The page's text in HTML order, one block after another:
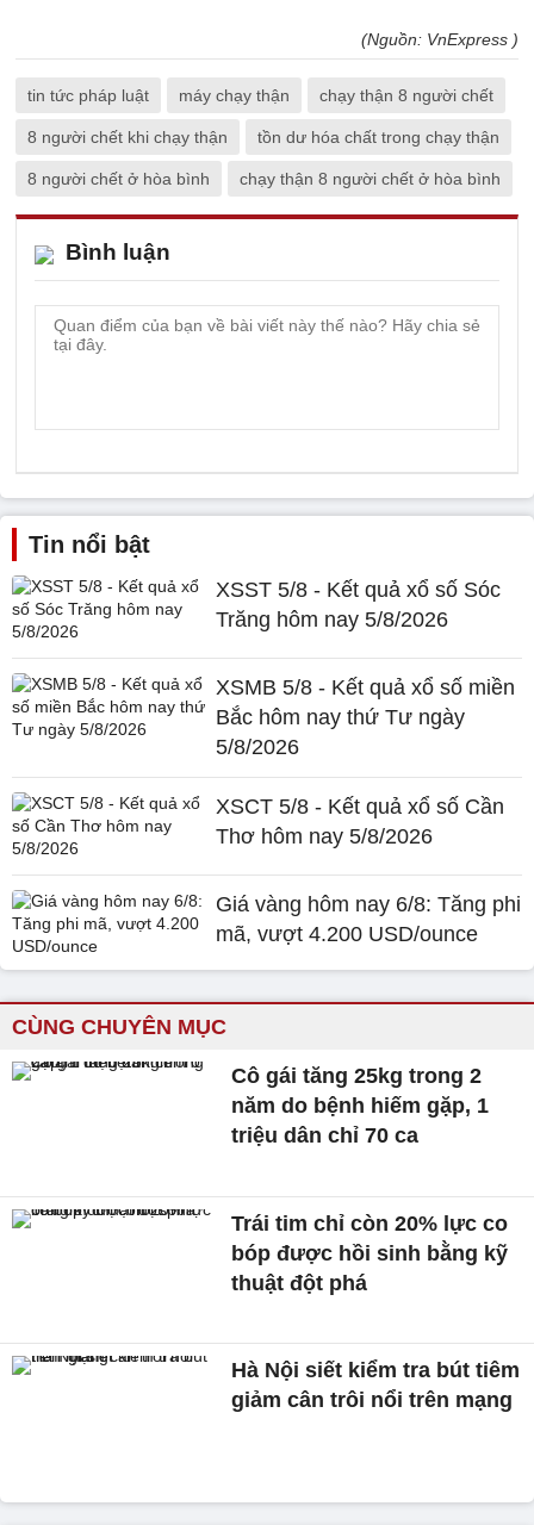
(Nguồn: VnExpress )
tin tức pháp luật máy chạy thận chạy thận 8 người chết
8 người chết khi chạy thận tồn dư hóa chất trong chạy thận
8 người chết ở hòa bình chạy thận 8 người chết ở hòa bình
Bình luận
Tin nổi bật
XSST 5/8 - Kết quả xổ số Sóc
Trăng hôm nay 5/8/2026
XSMB 5/8 - Kết quả xổ số miền
Bắc hôm nay thứ Tư ngày
5/8/2026
XSCT 5/8 - Kết quả xổ số Cần
Thơ hôm nay 5/8/2026
Giá vàng hôm nay 6/8: Tăng phi
mã, vượt 4.200 USD/ounce
CÙNG CHUYÊN MỤC
Cô gái tăng 25kg trong 2
năm do bệnh hiếm gặp, 1
triệu dân chỉ 70 ca
Trái tim chỉ còn 20% lực co
bóp được hồi sinh bằng kỹ
thuật đột phá
Hà Nội siết kiểm tra bút tiêm
giảm cân trôi nổi trên mạng